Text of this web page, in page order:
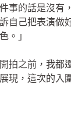
事的話是沒有
自己把表演做
。」
拍之前，我都
現，這次的入